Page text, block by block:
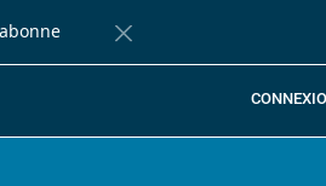
Fermer la barre de